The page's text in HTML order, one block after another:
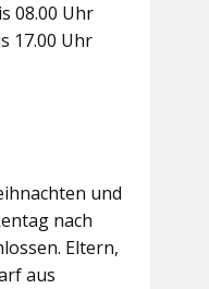
08.00 Uhr
17.00 Uhr
und
nach
Eltern,
aus